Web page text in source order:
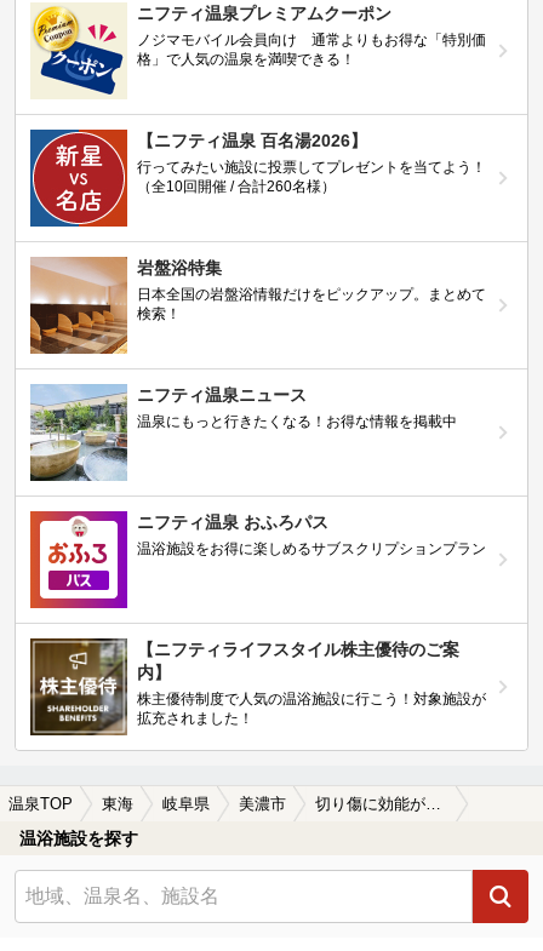
ニフティ温泉プレミアムクーポン
ノジマモバイル会員向け 通常よりもお得な「特別価
格」で人気の温泉を満喫できる！
【ニフティ温泉 百名湯2026】
行ってみたい施設に投票してプレゼントを当てよう！
（全10回開催 / 合計260名様）
岩盤浴特集
日本全国の岩盤浴情報だけをピックアップ。まとめて
検索！
ニフティ温泉ニュース
温泉にもっと行きたくなる！お得な情報を掲載中
ニフティ温泉 おふろパス
温浴施設をお得に楽しめるサブスクリプションプラン
【ニフティライフスタイル株主優待のご案
内】
株主優待制度で人気の温浴施設に行こう！対象施設が
拡充されました！
温泉TOP 東海 岐阜県 美濃市 切り傷に効能がある美濃市の温泉、日帰り温泉、スーパー銭湯おすすめ
温浴施設を探す